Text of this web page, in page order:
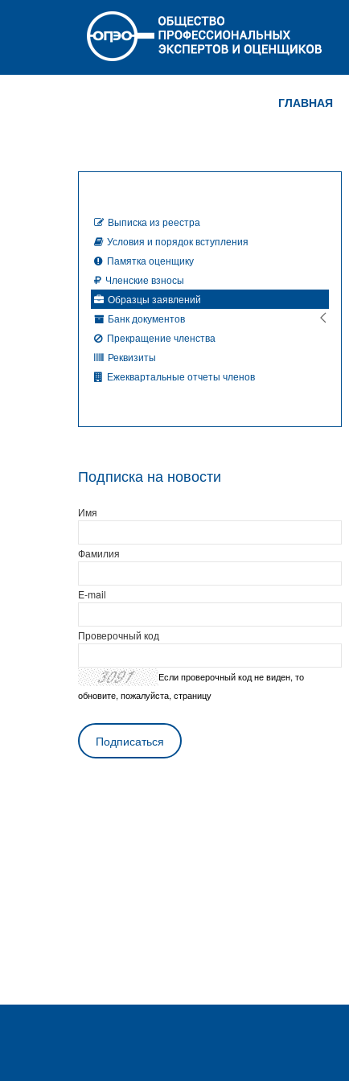
ГЛАВНАЯ
Выписка из реестра
Условия и порядок вступления
Памятка оценщику
Членские взносы
Образцы заявлений
Банк документов
Прекращение членства
Реквизиты
Ежеквартальные отчеты членов
Подписка на новости
Имя
Фамилия
E-mail
Проверочный код
Если проверочный код не виден, то
обновите, пожалуйста, страницу